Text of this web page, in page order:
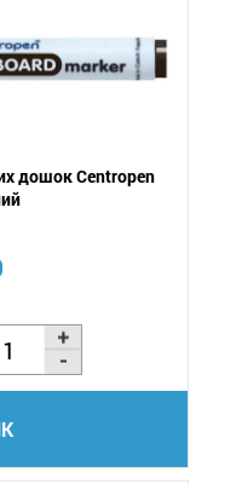
дошок Centropen